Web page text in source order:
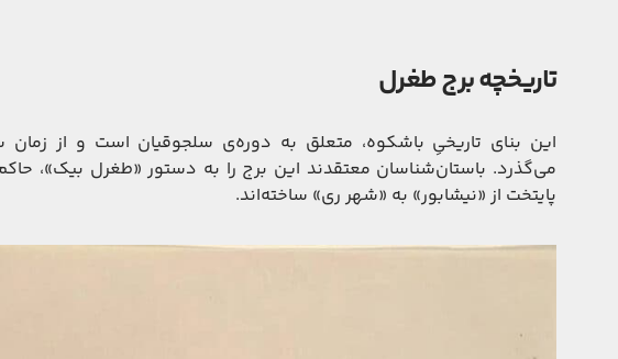
تاریخچه برج طغرل
می‌گذرد. باستان‌شناسان معتقدند این برج را به دستور «طغرل بیک»،
پایتخت از «نیشابور» به «شهر ری» ساخته‌اند.